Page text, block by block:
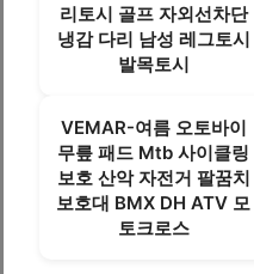
리토시 골프 자외선차단
냉감 다리 남성 레그토시
발목토시
VEMAR-여름 오토바이
무릎 패드 Mtb 사이클링
보호 산악 자전거 팔꿈치
보호대 BMX DH ATV 모
토크로스